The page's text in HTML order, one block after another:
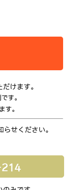
けます。
す。
す。
らせください。